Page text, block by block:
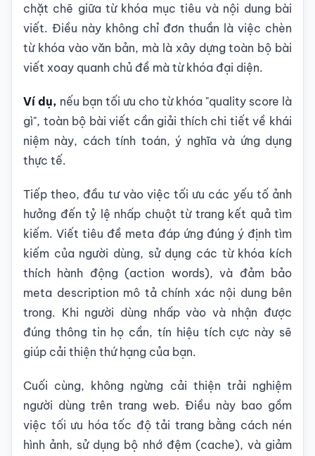
chặt chẽ giữa từ khóa mục tiêu và nội dung bài
viết. Điều này không chỉ đơn thuần là việc chèn
từ khóa vào văn bản, mà là xây dựng toàn bộ bài
viết xoay quanh chủ đề mà từ khóa đại diện.
Ví dụ, nếu bạn tối ưu cho từ khóa "quality score là
gì", toàn bộ bài viết cần giải thích chi tiết về khái
niệm này, cách tính toán, ý nghĩa và ứng dụng
thực tế.
Tiếp theo, đầu tư vào việc tối ưu các yếu tố ảnh
hưởng đến tỷ lệ nhấp chuột từ trang kết quả tìm
kiếm. Viết tiêu đề meta đáp ứng đúng ý định tìm
kiếm của người dùng, sử dụng các từ khóa kích
thích hành động (action words), và đảm bảo
meta description mô tả chính xác nội dung bên
trong. Khi người dùng nhấp vào và nhận được
đúng thông tin họ cần, tín hiệu tích cực này sẽ
giúp cải thiện thứ hạng của bạn.
Cuối cùng, không ngừng cải thiện trải nghiệm
người dùng trên trang web. Điều này bao gồm
việc tối ưu hóa tốc độ tải trang bằng cách nén
hình ảnh, sử dụng bộ nhớ đệm (cache), và giảm